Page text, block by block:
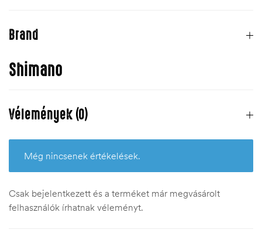
Brand
Shimano
Vélemények (0)
Még nincsenek értékelések.
Csak bejelentkezett és a terméket már megvásárolt
felhasználók írhatnak véleményt.